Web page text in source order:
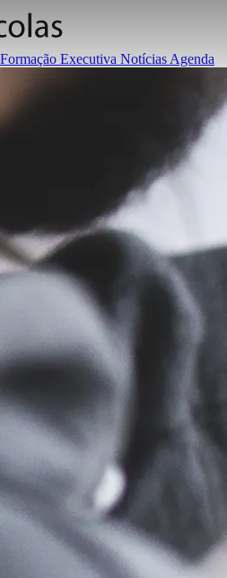
Formação Executiva Notícias Agenda